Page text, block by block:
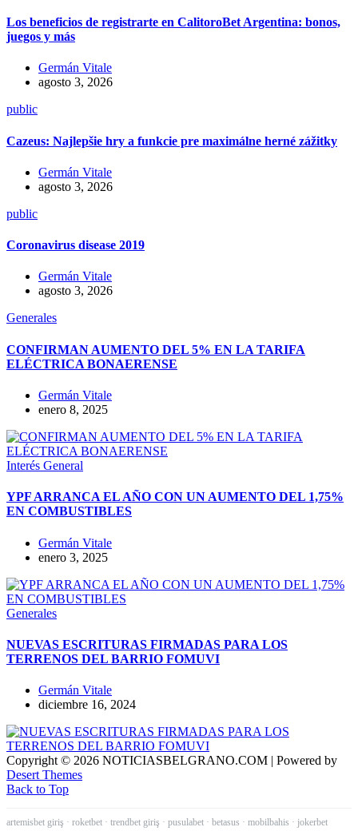
Los beneficios de registrarte en CalitoroBet Argentina: bonos,
juegos y más
Germán Vitale
agosto 3, 2026
public
Cazeus: Najlepšie hry a funkcie pre maximálne herné zážitky
Germán Vitale
agosto 3, 2026
public
Coronavirus disease 2019
Germán Vitale
agosto 3, 2026
Generales
CONFIRMAN AUMENTO DEL 5% EN LA TARIFA
ELÉCTRICA BONAERENSE
Germán Vitale
enero 8, 2025
Interés General
YPF ARRANCA EL AÑO CON UN AUMENTO DEL 1,75%
EN COMBUSTIBLES
Germán Vitale
enero 3, 2025
Generales
NUEVAS ESCRITURAS FIRMADAS PARA LOS
TERRENOS DEL BARRIO FOMUVI
Germán Vitale
diciembre 16, 2024
Copyright © 2026 NOTICIASBELGRANO.COM | Powered by
Desert Themes
Back to Top
artemisbet giriş · roketbet · trendbet giriş · pusulabet · betasus · mobilbahis · jokerbet